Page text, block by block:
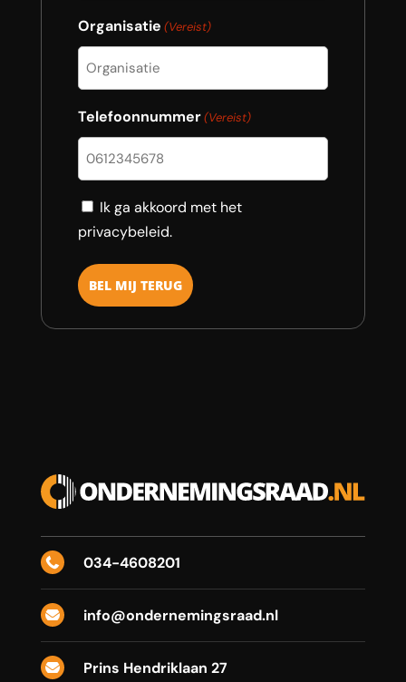
Organisatie (Vereist)
Telefoonnummer(Vereist)
Consent
Ik ga akkoord met het
privacybeleid.
 034-4608201
 info@ondernemingsraad.nl

Prins Hendriklaan 27